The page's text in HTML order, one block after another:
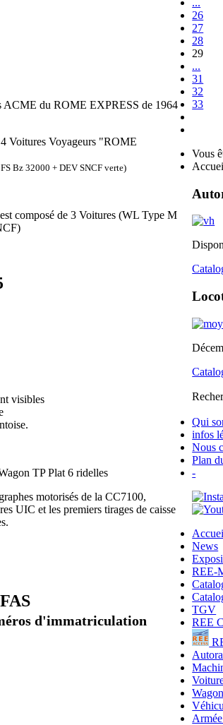
ACME du ROME EXPRESS de 1964
Voitures Voyageurs "ROME
Bz 32000 + DEV SNCF verte)
composé de 3 Voitures (WL Type M
visibles
TP Plat 6 ridelles
motorisés de la CC7100,
UIC et les premiers tirages de caisse
d'immatriculation
26
27
28
29
...
31
32
33
Vous
Qui
infos
Nous
Plan
-
News
REE-
TGV
REE